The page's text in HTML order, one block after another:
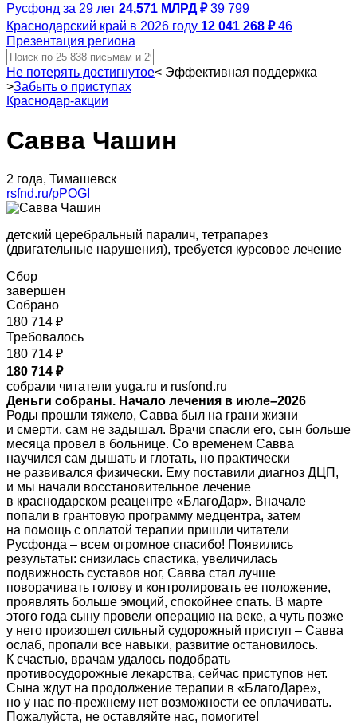
Русфонд за 29 лет 24,571 МЛРД ₽ 39 799
Краснодарский край в 2026 году 12 041 268 ₽ 46
Презентация региона
Не потерять достигнутое< Эффективная поддержка
>Забыть о приступах
Краснодар-акции
Савва Чашин
2 года, Тимашевск
rsfnd.ru/pPOGI
детский церебральный паралич, тетрапарез
(двигательные нарушения), требуется курсовое лечение
Сбор
завершен
Собрано
180 714 ₽
Требовалось
180 714 ₽
180 714 ₽
собрали читатели yuga.ru и rusfond.ru
Деньги собраны. Начало лечения в июле–2026
Роды прошли тяжело, Савва был на грани жизни
и смерти, сам не задышал. Врачи спасли его, сын больше
месяца провел в больнице. Со временем Савва
научился сам дышать и глотать, но практически
не развивался физически. Ему поставили диагноз ДЦП,
и мы начали восстановительное лечение
в краснодарском реацентре «БлагоДар». Вначале
попали в грантовую программу медцентра, затем
на помощь с оплатой терапии пришли читатели
Русфонда – всем огромное спасибо! Появились
результаты: снизилась спастика, увеличилась
подвижность суставов ног, Савва стал лучше
поворачивать голову и контролировать ее положение,
проявлять больше эмоций, спокойнее спать. В марте
этого года сыну провели операцию на веке, а чуть позже
у него произошел сильный судорожный приступ – Савва
ослаб, пропали все навыки, развитие остановилось.
К счастью, врачам удалось подобрать
противосудорожные лекарства, сейчас приступов нет.
Сына ждут на продолжение терапии в «БлагоДаре»,
но у нас по-прежнему нет возможности ее оплачивать.
Пожалуйста, не оставляйте нас, помогите!